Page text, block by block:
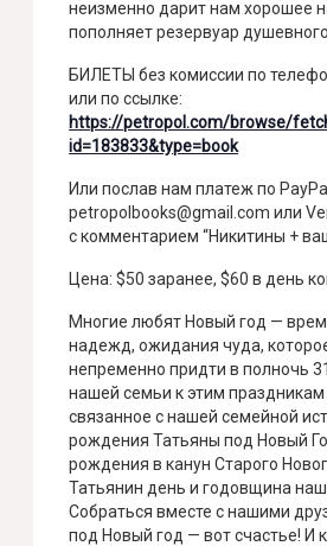
неизменно дарит нам хорошее
пополняет резервуар
БИЛЕТЫ без комиссии по
или по ссылке:
https://petropol.com/browse/
id=183833&type=book
Или послав нам платеж по
petropolbooks@gmail.com или
с комментарием “Никитины +
Цена: $50 заранее, $60 в день
Многие любят Новый год —
надежд, ожидания чуда,
непременно придти в полночь
нашей семьи к этим праздникам
связанное с нашей семейной
рождения Татьяны под Новый
рождения в канун Старого
Татьянин день и годовщина
Собраться вместе с нашими
под Новый год — вот счастье! И